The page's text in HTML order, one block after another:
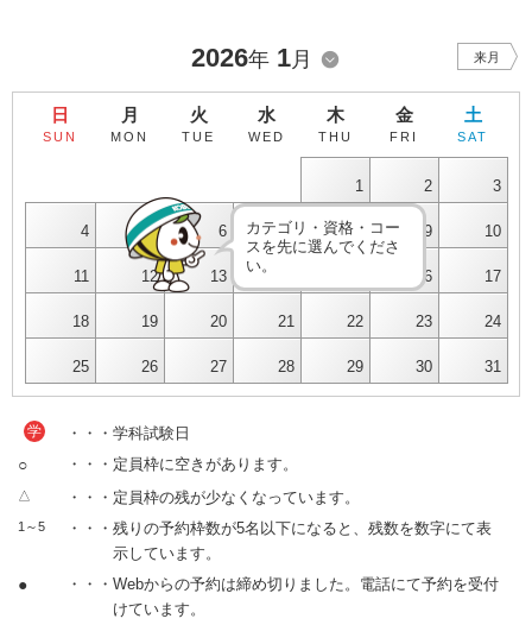
2026年 1月 来月
日
SUN
月
MON
火
TUE
水
WED
木
THU
金
FRI
土
SAT
1 2 3
4 5 6 7 8 9 10
11 12 13 16 17
18 19 20 21 22 23 24
25 26 27 28 29 30 31
カテゴリ・資格・コー
スを先に選んでくださ
い。
学 ・・・学科試験日
○ ・・・定員枠に空きがあります。
△ ・・・定員枠の残が少なくなっています。
1～5
・・・残りの予約枠数が5名以下になると、残数を数字にて表
示しています。
●
・・・Webからの予約は締め切りました。電話にて予約を受付
けています。